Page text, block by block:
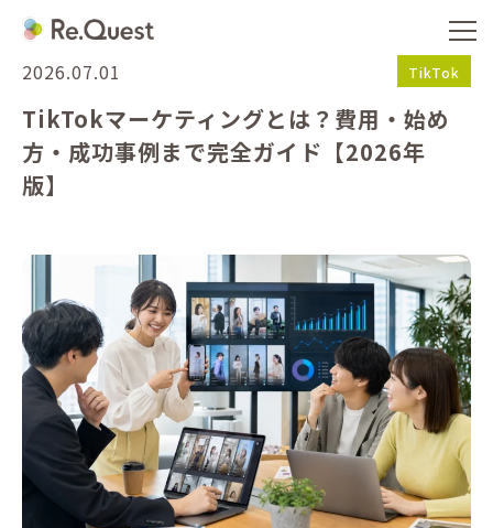
2026.07.01 TikTok
TikTokマーケティングとは？費用・始め
方・成功事例まで完全ガイド【2026年
版】